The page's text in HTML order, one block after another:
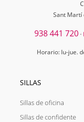
Sant Martí
938 441 720·
Horario: lu-jue.
SILLAS
Sillas de oficina
Sillas de confidente